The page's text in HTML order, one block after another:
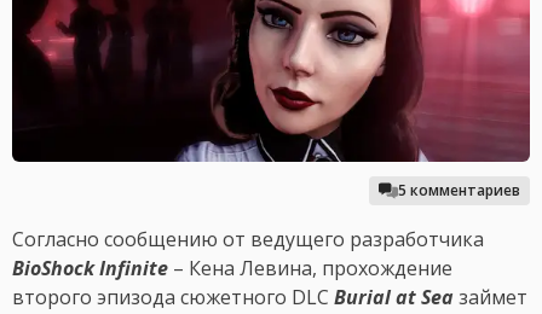
5 комментариев
Согласно сообщению от ведущего разработчика
BioShock Infinite – Кена Левина, прохождение
второго эпизода сюжетного DLC Burial at Seaзаймет